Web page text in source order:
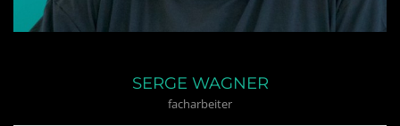
SERGE WAGNER
facharbeiter